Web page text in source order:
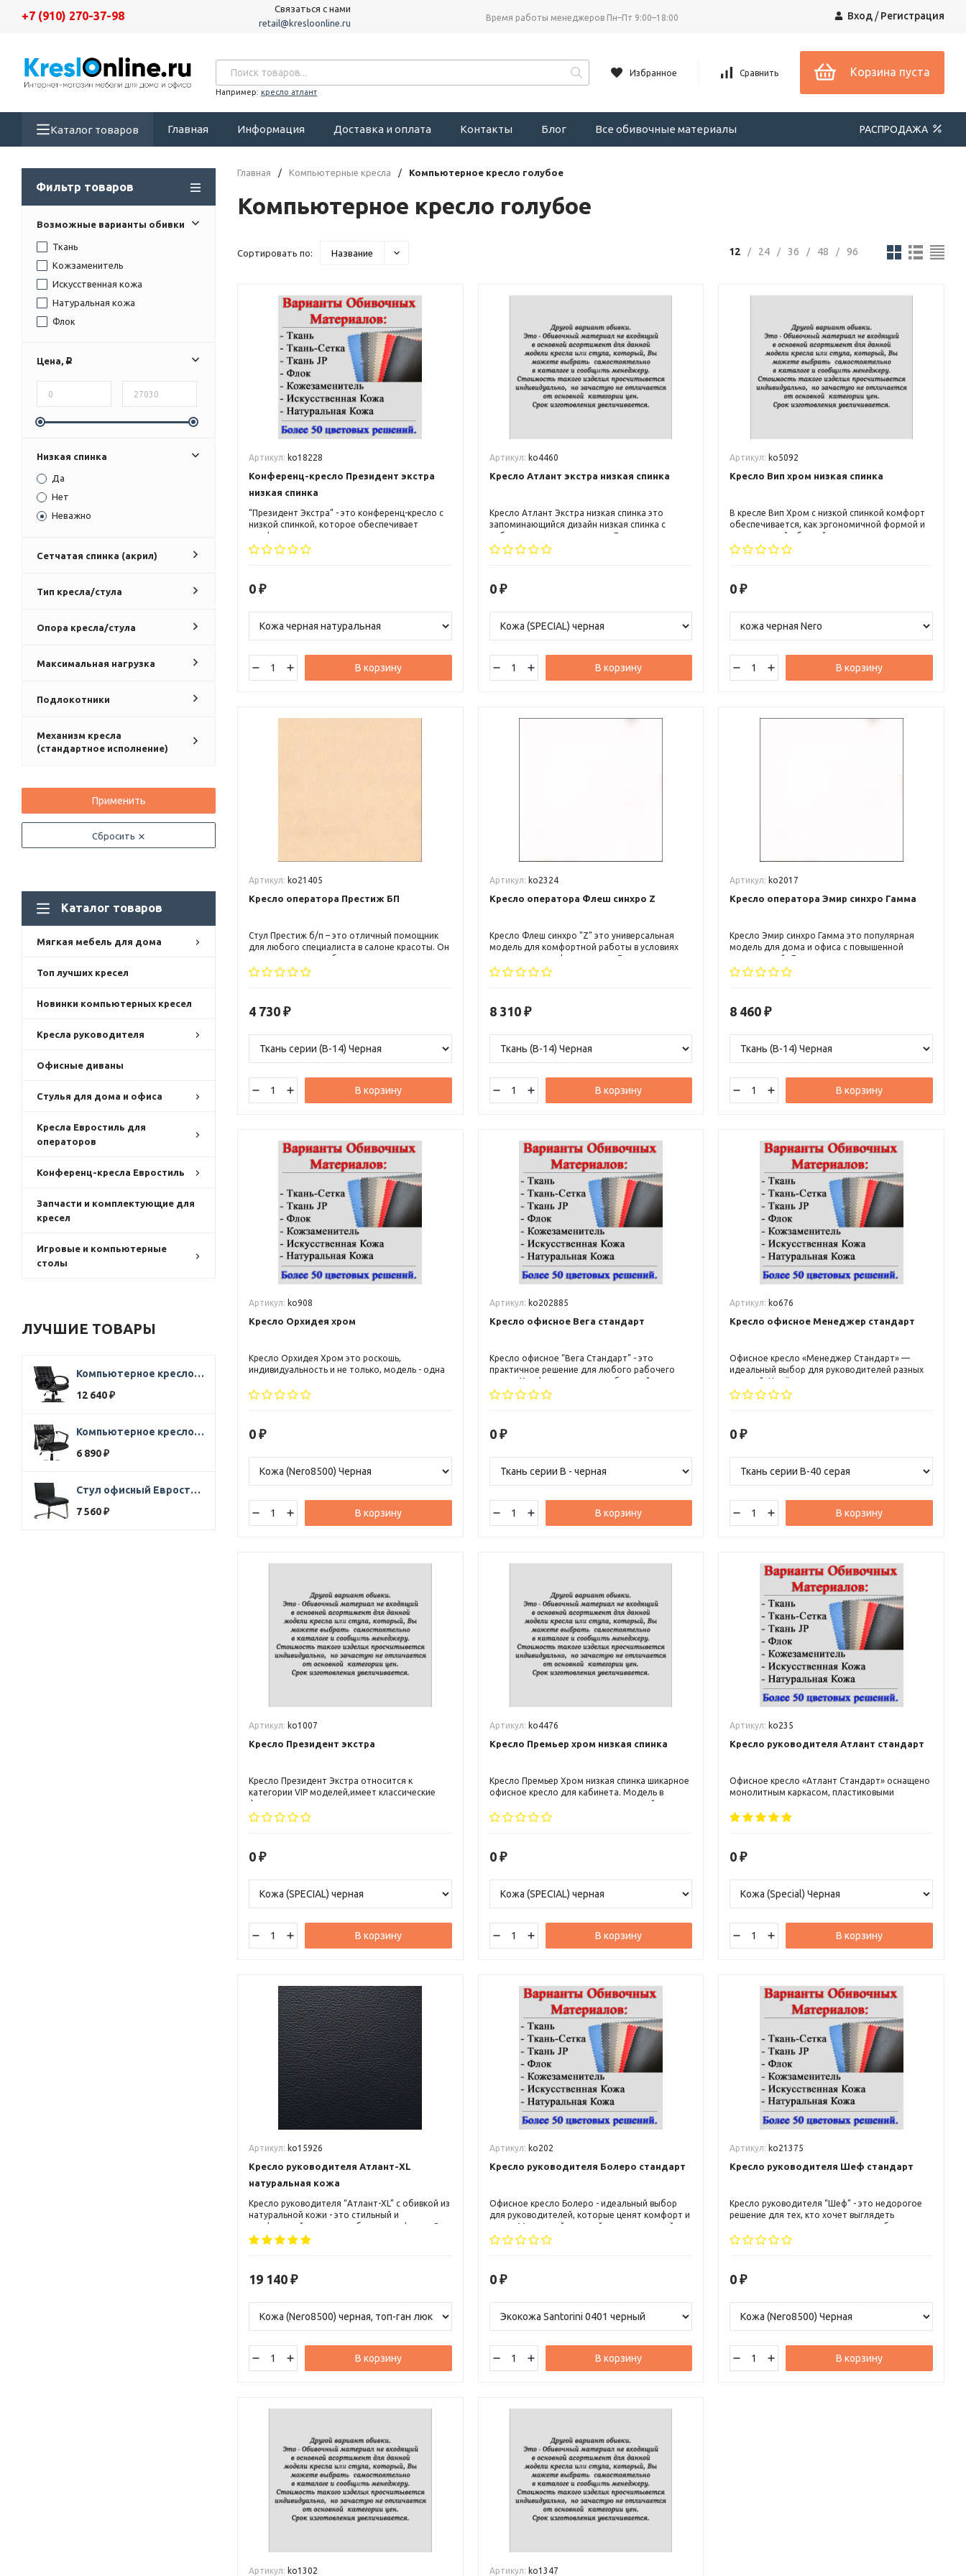
+7 (910) 270-37-98
Связаться с нами
retail@kresloonline.ru
Время работы менеджеров Пн–Пт 9:00–18:00 Вход/Регистрация
Например: кресло атлант
Избранное Сравнить Корзина пуста
Каталог товаров Главная Информация Доставка и оплата Контакты Блог Все обивочные материалы РАСПРОДАЖА
Фильтр товаров
Возможные варианты обивки
Ткань
Кожзаменитель
Искусственная кожа
Натуральная кожа
Флок
Цена, Р
Низкая спинка
Да
Нет
Неважно
Сетчатая спинка (акрил)
Тип кресла/стула
Опора кресла/стула
Максимальная нагрузка
Подлокотники
Механизм кресла
(стандартное исполнение)
Применить
Сбросить
Каталог товаров
Мягкая мебель для дома
Топ лучших кресел
Новинки компьютерных кресел
Кресла руководителя
Офисные диваны
Стулья для дома и офиса
Кресла Евростиль для
операторов
Конференц-кресла Евростиль
Запчасти и комплектующие для
кресел
Игровые и компьютерные
столы
ЛУЧШИЕ ТОВАРЫ
Компьютерное кресло Стиль Ультра SOFT кожа черная
12 640 ₽
Компьютерное кресло Direct ткань черная
6 890 ₽
Стул офисный Евростиль 250 (стул сбербанк) кожзам черный
7 560 ₽
Главная / Компьютерные кресла / Компьютерное кресло голубое
Компьютерное кресло голубое
Сортировать по: Название 12 / 24 / 36 / 48 / 96
Артикул: ko18228
Конференц-кресло Президент экстра
низкая спинка
“Президент Экстра” - это конференц-кресло с
низкой спинкой, которое обеспечивает
комфорт, стиль и эргономику для
продолжительных совещаний, мероприятий
универсальный дизайн позволяет креслу
идеально вписываться в любой интерьер.
других общественных помещений.
0 ₽
В корзину
Артикул: ko4460
Кресло Атлант экстра низкая спинка
Кресло Атлант Экстра низкая спинка это
запоминающийся дизайн низкая спинка с
небольшим подголовником. Доступны
различные варианты обивки.
0 ₽
В корзину
Артикул: ko5092
Кресло Вип хром низкая спинка
В кресле Вип Хром с низкой спинкой комфорт
обеспечивается, как эргономичной формой и
качественной обивкой, так и использованием в
его конструкции современных механизмов.
0₽
В корзину
Артикул: ko21405
Кресло оператора Престиж БП
Стул Престиж б/п – это отличный помощник
для любого специалиста в салоне красоты. Он
комплектуется удобным мягким сиденьем
полукруглой формы. Обивка стула и цвет,
4 730 ₽
В корзину
Артикул: ko2324
Кресло оператора Флеш синхро Z
Кресло Флеш синхро "Z" это универсальная
модель для комфортной работы в условиях
современного офиса и дома. Доступны
различные варианты обивки.
8 310 ₽
В корзину
Артикул: ko2017
Кресло оператора Эмир синхро Гамма
Кресло Эмир синхро Гамма это популярная
модель для дома и офиса с повышенной
эргономикой. Доступны различные варианты
обивки.
8 460₽
В корзину
Артикул: ko908
Кресло Орхидея хром
Кресло Орхидея Хром это роскошь,
индивидуальность и не только, модель - одна
выразительных в категории VIP кресел,
спинка с подголовником, боковой и
поясничной поддержкой спины, широкое и
0 ₽
В корзину
Артикул: ko202885
Кресло офисное Вега стандарт
Кресло офисное “Вега Стандарт” - это
практичное решение для любого рабочего
места. Комфортная спинка с боковой
поддержкой обеспечивает правильное
чтобы обеспечить максимальный комфорт во
время работы. Поясничный выступ и глубокое
дня.
0 ₽
В корзину
Артикул: ko676
Кресло офисное Менеджер стандарт
Офисное кресло «Менеджер Стандарт» —
идеальный выбор для руководителей разных
уровней. Надёжная конструкция, эргономичная
спинка средней высоты и комфортная
0₽
В корзину
Артикул: ko1007
Кресло Президент экстра
Кресло Президент Экстра относится к
категории VIP моделей,имеет классические
формы и массивность, которые придают
кабинету солидный вид.
0 ₽
В корзину
Артикул: ko4476
Кресло Премьер хром низкая спинка
Кресло Премьер Хром низкая спинка шикарное
офисное кресло для кабинета. Модель в
классическом и консервативном дизайне.
0 ₽
В корзину
Артикул: ko235
Кресло руководителя Атлант стандарт
Офисное кресло «Атлант Стандарт» оснащено
монолитным каркасом, пластиковыми
поясничной поддержкой. Механизм «топ-ган»
газ-патроном 3-й категории. Ролики
диаметром 11 мм выдерживают нагрузку до
0₽
В корзину
Артикул: ko15926
Кресло руководителя Атлант-XL
натуральная кожа
Кресло руководителя “Атлант-XL” с обивкой из
натуральной кожи - это стильный и
комфортный элемент мебели для офисов. Оно
обеспечивает поддержку спины и снимает
19 140 ₽
В корзину
Артикул: ko202
Кресло руководителя Болеро стандарт
Офисное кресло Болеро - идеальный выбор
для руководителей, которые ценят комфорт и
стиль. Массивный внешний вид, элегантный
покрой и возможность адаптации под
0 ₽
В корзину
Артикул: ko21375
Кресло руководителя Шеф стандарт
Кресло руководителя “Шеф” - это недорогое
решение для тех, кто хочет выглядеть
внушительно и солидно на своем рабочем
месте. Оно имеет простой, но элегантный
посадку и поддержку спины, что позволяет
работать без усталости на протяжении всего
0₽
В корзину
Артикул: ko1302 Артикул: ko1347